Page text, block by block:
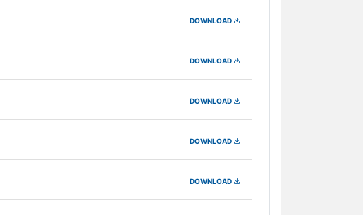
DOWNLOAD
DOWNLOAD
DOWNLOAD
DOWNLOAD
DOWNLOAD